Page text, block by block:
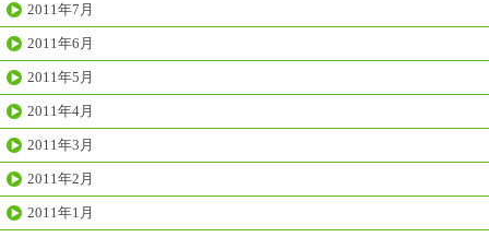
2011年7月
2011年6月
2011年5月
2011年4月
2011年3月
2011年2月
2011年1月